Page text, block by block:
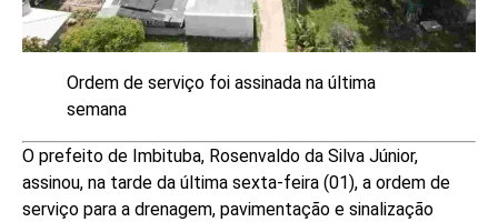
Ordem de serviço foi assinada na última
semana
O prefeito de Imbituba, Rosenvaldo da Silva Júnior,
assinou, na tarde da última sexta-feira (01), a ordem de
serviço para a drenagem, pavimentação e sinalização